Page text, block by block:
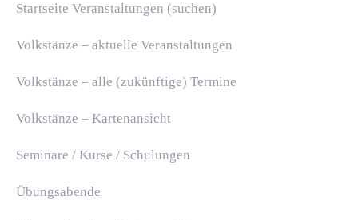
Startseite Veranstaltungen (suchen)
Volkstänze – aktuelle Veranstaltungen
Volkstänze – alle (zukünftige) Termine
Volkstänze – Kartenansicht
Seminare / Kurse / Schulungen
Übungsabende